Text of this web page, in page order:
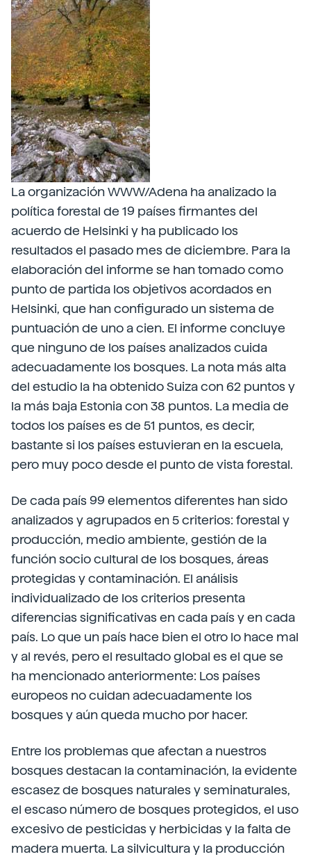
La organización WWW/Adena ha analizado la
política forestal de 19 países firmantes del
acuerdo de Helsinki y ha publicado los
resultados el pasado mes de diciembre. Para la
elaboración del informe se han tomado como
punto de partida los objetivos acordados en
Helsinki, que han configurado un sistema de
puntuación de uno a cien. El informe concluye
que ninguno de los países analizados cuida
adecuadamente los bosques. La nota más alta
del estudio la ha obtenido Suiza con 62 puntos y
la más baja Estonia con 38 puntos. La media de
todos los países es de 51 puntos, es decir,
bastante si los países estuvieran en la escuela,
pero muy poco desde el punto de vista forestal.
De cada país 99 elementos diferentes han sido
analizados y agrupados en 5 criterios: forestal y
producción, medio ambiente, gestión de la
función socio cultural de los bosques, áreas
protegidas y contaminación. El análisis
individualizado de los criterios presenta
diferencias significativas en cada país y en cada
país. Lo que un país hace bien el otro lo hace mal
y al revés, pero el resultado global es el que se
ha mencionado anteriormente: Los países
europeos no cuidan adecuadamente los
bosques y aún queda mucho por hacer.
Entre los problemas que afectan a nuestros
bosques destacan la contaminación, la evidente
escasez de bosques naturales y seminaturales,
el escaso número de bosques protegidos, el uso
excesivo de pesticidas y herbicidas y la falta de
madera muerta. La silvicultura y la producción